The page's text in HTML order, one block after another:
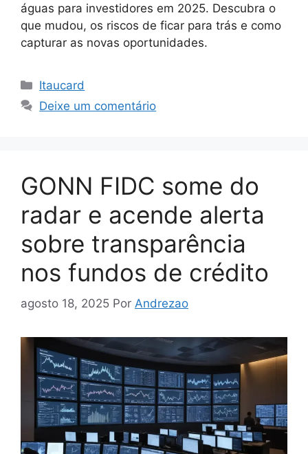
águas para investidores em 2025. Descubra o
que mudou, os riscos de ficar para trás e como
capturar as novas oportunidades.
Categorias
Itaucard
Deixe um comentário
GONN FIDC some do
radar e acende alerta
sobre transparência
nos fundos de crédito
agosto 18, 2025 Por Andrezao